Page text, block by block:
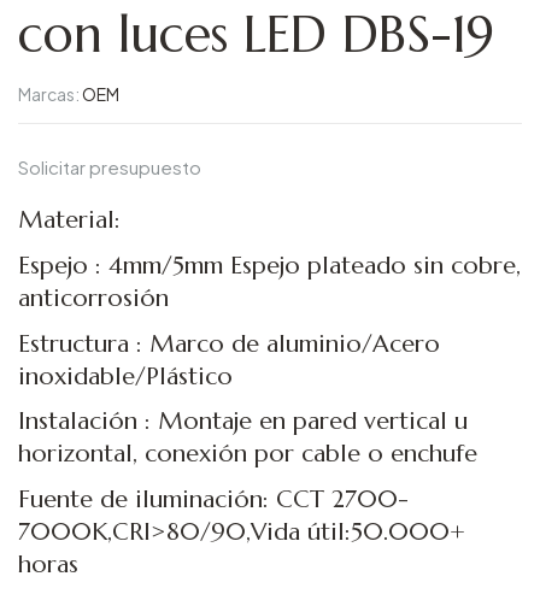
con luces LED DBS-19
Marcas:OEM
Solicitar presupuesto
Material:
Espejo : 4mm/5mm Espejo plateado sin cobre,
anticorrosión
Estructura : Marco de aluminio/Acero
inoxidable/Plástico
Instalación : Montaje en pared vertical u
horizontal, conexión por cable o enchufe
Fuente de iluminación: CCT 2700-
7000K,CRI>80/90,Vida útil:50.000+
horas